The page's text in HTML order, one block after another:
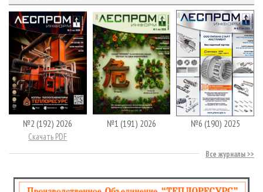
№2 (192) 2026
Скачать PDF
№1 (191) 2026 №6 (190) 2025
Все журналы